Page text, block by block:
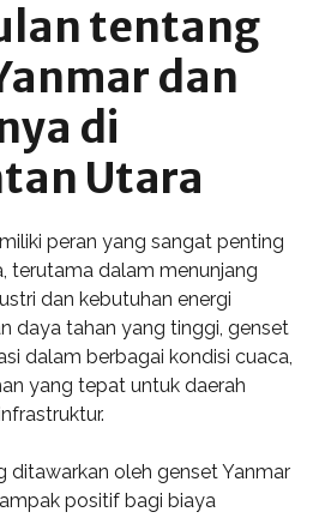
tentang
dan
di
Utara
peran yang sangat penting
terutama dalam menunjang
dan kebutuhan energi
daya tahan yang tinggi, genset
dalam berbagai kondisi cuaca,
yang tepat untuk daerah
ditawarkan oleh genset Yanmar
positif bagi biaya